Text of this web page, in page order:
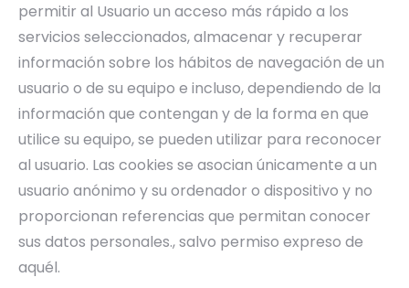
permitir al Usuario un acceso más rápido a los
servicios seleccionados, almacenar y recuperar
información sobre los hábitos de navegación de un
usuario o de su equipo e incluso, dependiendo de la
información que contengan y de la forma en que
utilice su equipo, se pueden utilizar para reconocer
al usuario. Las cookies se asocian únicamente a un
usuario anónimo y su ordenador o dispositivo y no
proporcionan referencias que permitan conocer
sus datos personales., salvo permiso expreso de
aquél.